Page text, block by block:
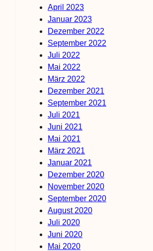
April 2023
Januar 2023
Dezember 2022
September 2022
Juli 2022
Mai 2022
März 2022
Dezember 2021
September 2021
Juli 2021
Juni 2021
Mai 2021
März 2021
Januar 2021
Dezember 2020
November 2020
September 2020
August 2020
Juli 2020
Juni 2020
Mai 2020